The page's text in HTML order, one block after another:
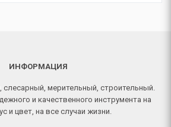
ИНФОРМАЦИЯ
мерительный, строительный.
и качественного инструмента на
и цвет, на все случаи жизни.